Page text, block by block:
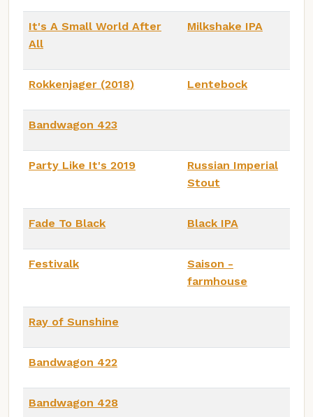
It's A Small World After
All
Milkshake IPA
Rokkenjager (2018) Lentebock
Bandwagon 423
Party Like It's 2019
Russian Imperial
Stout
Fade To Black Black IPA
Festivalk
Saison -
farmhouse
Ray of Sunshine
Bandwagon 422
Bandwagon 428